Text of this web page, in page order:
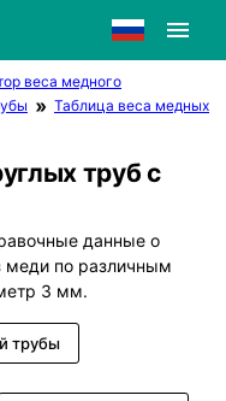
веса медного
Таблица веса медных
труб с
данные о
меди по различным
3 мм.
трубы